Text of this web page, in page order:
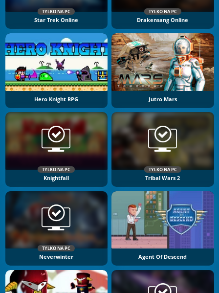
TYLKO NA PC
Star Trek Online
TYLKO NA PC
Drakensang Online
Hero Knight RPG Jutro Mars
TYLKO NA PC
Knightfall
TYLKO NA PC
Tribal Wars 2
TYLKO NA PC
Neverwinter Agent Of Descend